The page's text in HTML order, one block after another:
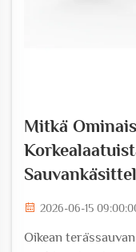
Mitkä
2026-06-15
Oikean